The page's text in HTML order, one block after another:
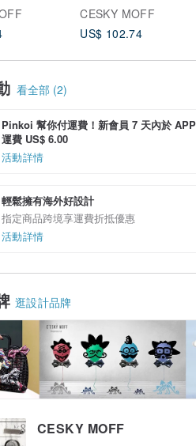
CESKY MOFF
US$ 102.74
看全部 (2)
Pinkoi 幫你付運費！新會員 7 天內於
運費 US$ 6.00
活動詳情
輕鬆擁有海外好設計
指定商品跨境享運費折抵優惠
活動詳情
逛設計品牌
CESKY MOFF